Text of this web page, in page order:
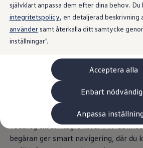
självklart anpassa dem efter dina behov. Du
integritetspolicy, en detaljerad beskrivning
användersamt återkalla ditt samtycke
inställningar".
Acceptera alla
Enbart
Anpassa
Äga
Service
Originalservice
Originalservice 4+
Skadereparation
ServiceCam
Service av elbilar
Tillbehör
Interiör- och
Underhållning och
Laddbox och
Modellspecifika
Upptäck nya
möjligheter–
trafiken eller
Volkswagendigitala tjänster tar
Touareg till en högre nivå: VW
begäran ger smart navigering, där du